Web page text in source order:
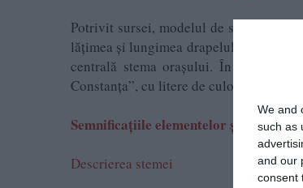
We and
such as
and our
consent
Potrivit sursei, modelul de steag al
lățimea și lungimea drapelului de 2/3,
centrală stema orașului. În partea
Constanța”, cu litere de culoare
Semnificațiile elementelor și ale
Descrierea stemei